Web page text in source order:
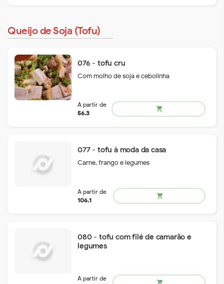
remove
remove add 74.6
Queijo de Soja (Tofu)
076 - tofu cru
Com molho de soja e cebolinha
077 - tofu à moda da casa
Carne, frango e legumes
080 - tofu com filé de camarão e
legumes